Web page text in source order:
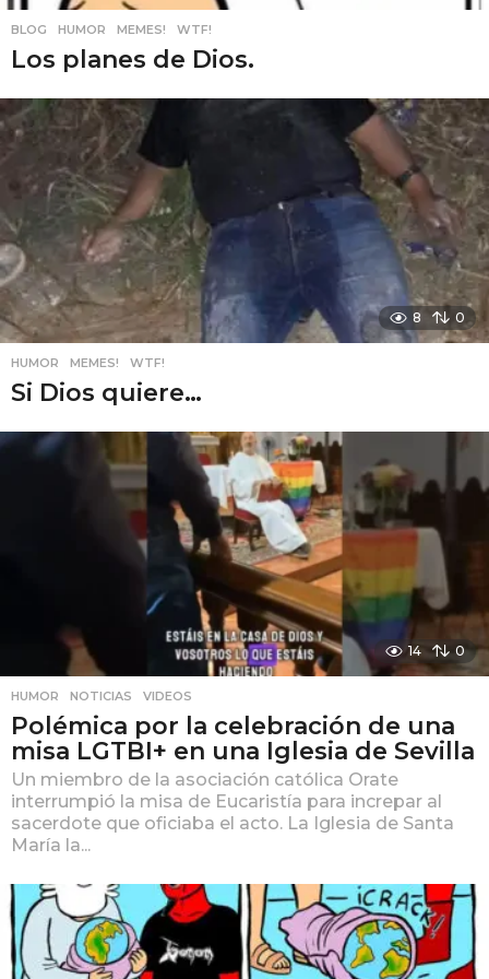
BLOG ,HUMOR ,MEMES! ,WTF!
Los planes de Dios.
8 0
HUMOR ,MEMES! ,WTF!
Si Dios quiere…
14 0
HUMOR ,NOTICIAS ,VIDEOS
Polémica por la celebración de una
misa LGTBI+ en una Iglesia de Sevilla
Un miembro de la asociación católica Orate
interrumpió la misa de Eucaristía para increpar al
sacerdote que oficiaba el acto. La Iglesia de Santa
María la...